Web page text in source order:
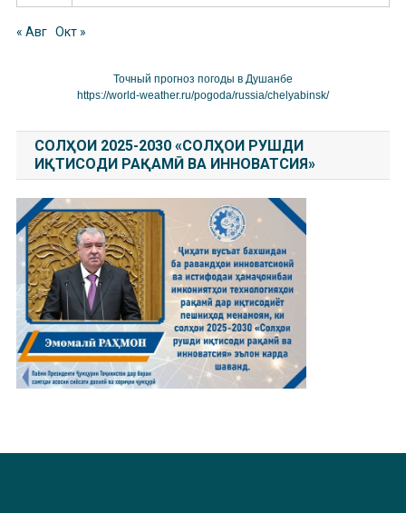
« Авг Окт »
Точный прогноз погоды в Душанбе
https://world-weather.ru/pogoda/russia/chelyabinsk/
СОЛҲОИ 2025-2030 «СОЛҲОИ РУШДИ
ИҚТИСОДИ РАҚАМӢ ВА ИННОВАТСИЯ»